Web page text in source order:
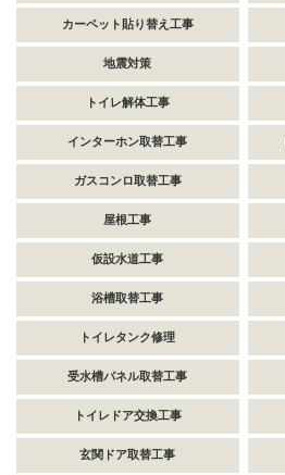
カーペット貼り替え工事
地震対策
トイレ解体工事
インターホン取替工事
ガスコンロ取替工事
屋根工事
仮設水道工事
浴槽取替工事
トイレタンク修理
受水槽パネル取替工事
トイレドア交換工事
玄関ドア取替工事